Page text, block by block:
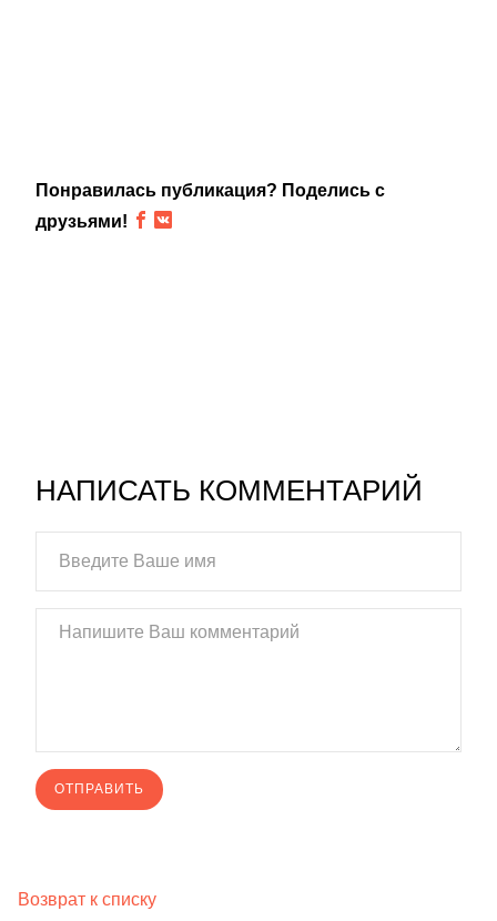
Понравилась публикация? Поделись с
друзьями!
НАПИСАТЬ КОММЕНТАРИЙ
Возврат к списку